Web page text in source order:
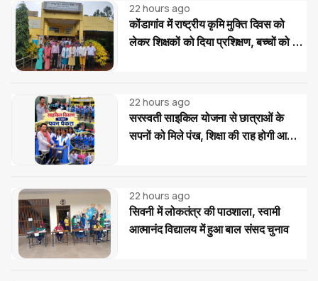
22 hours ago
कोंडागांव में राष्ट्रीय कृमि मुक्ति दिवस को
लेकर शिक्षकों को दिया प्रशिक्षण, बच्चों को दवा
22 hours ago
सरस्वती साइकिल योजना से छात्राओं के
सपनों को मिले पंख, शिक्षा की राह होगी आसान:
22 hours ago
सिवनी में लोकतंत्र की पाठशाला, स्वामी
आत्मानंद विद्यालय में हुआ बाल संसद चुनाव